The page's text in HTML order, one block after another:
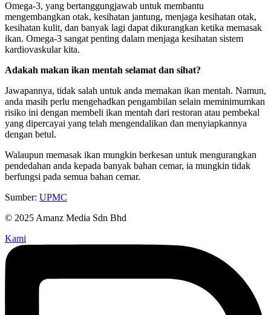
Omega-3, yang bertanggungjawab untuk membantu
mengembangkan otak, kesihatan jantung, menjaga kesihatan otak,
kesihatan kulit, dan banyak lagi dapat dikurangkan ketika memasak
ikan. Omega-3 sangat penting dalam menjaga kesihatan sistem
kardiovaskular kita.
Adakah makan ikan mentah selamat dan sihat?
Jawapannya, tidak salah untuk anda memakan ikan mentah. Namun,
anda masih perlu mengehadkan pengambilan selain meminimumkan
risiko ini dengan membeli ikan mentah dari restoran atau pembekal
yang dipercayai yang telah mengendalikan dan menyiapkannya
dengan betul.
Walaupun memasak ikan mungkin berkesan untuk mengurangkan
pendedahan anda kepada banyak bahan cemar, ia mungkin tidak
berfungsi pada semua bahan cemar.
Sumber: UPMC
© 2025 Amanz Media Sdn Bhd
Kami